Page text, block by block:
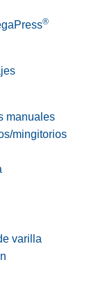
®
manuales
mingitorios
varilla